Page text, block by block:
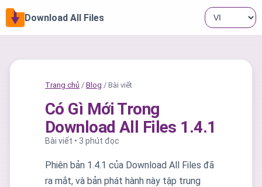
Download All Files
Trang chủ / Blog / Bài viết
Có Gì Mới Trong
Download All Files 1.4.1
Bài viết • 3 phút đọc
Phiên bản 1.4.1 của Download All Files đã
ra mắt, và bản phát hành này tập trung